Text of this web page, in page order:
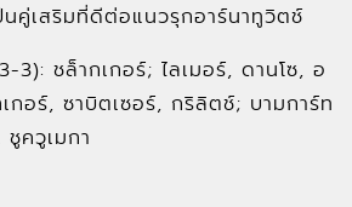
นคู่เสริมที่ดีต่อแนวรุกอาร์นาทูวิตช์
3): ชล็ากเกอร์; ไลเมอร์, ดานโซ, อ
กอร์, ซาบิตเซอร์, กริลิตช์; บามการ์ท
ควูเมกา